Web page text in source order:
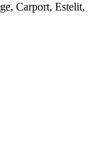
Carport, Estelit,